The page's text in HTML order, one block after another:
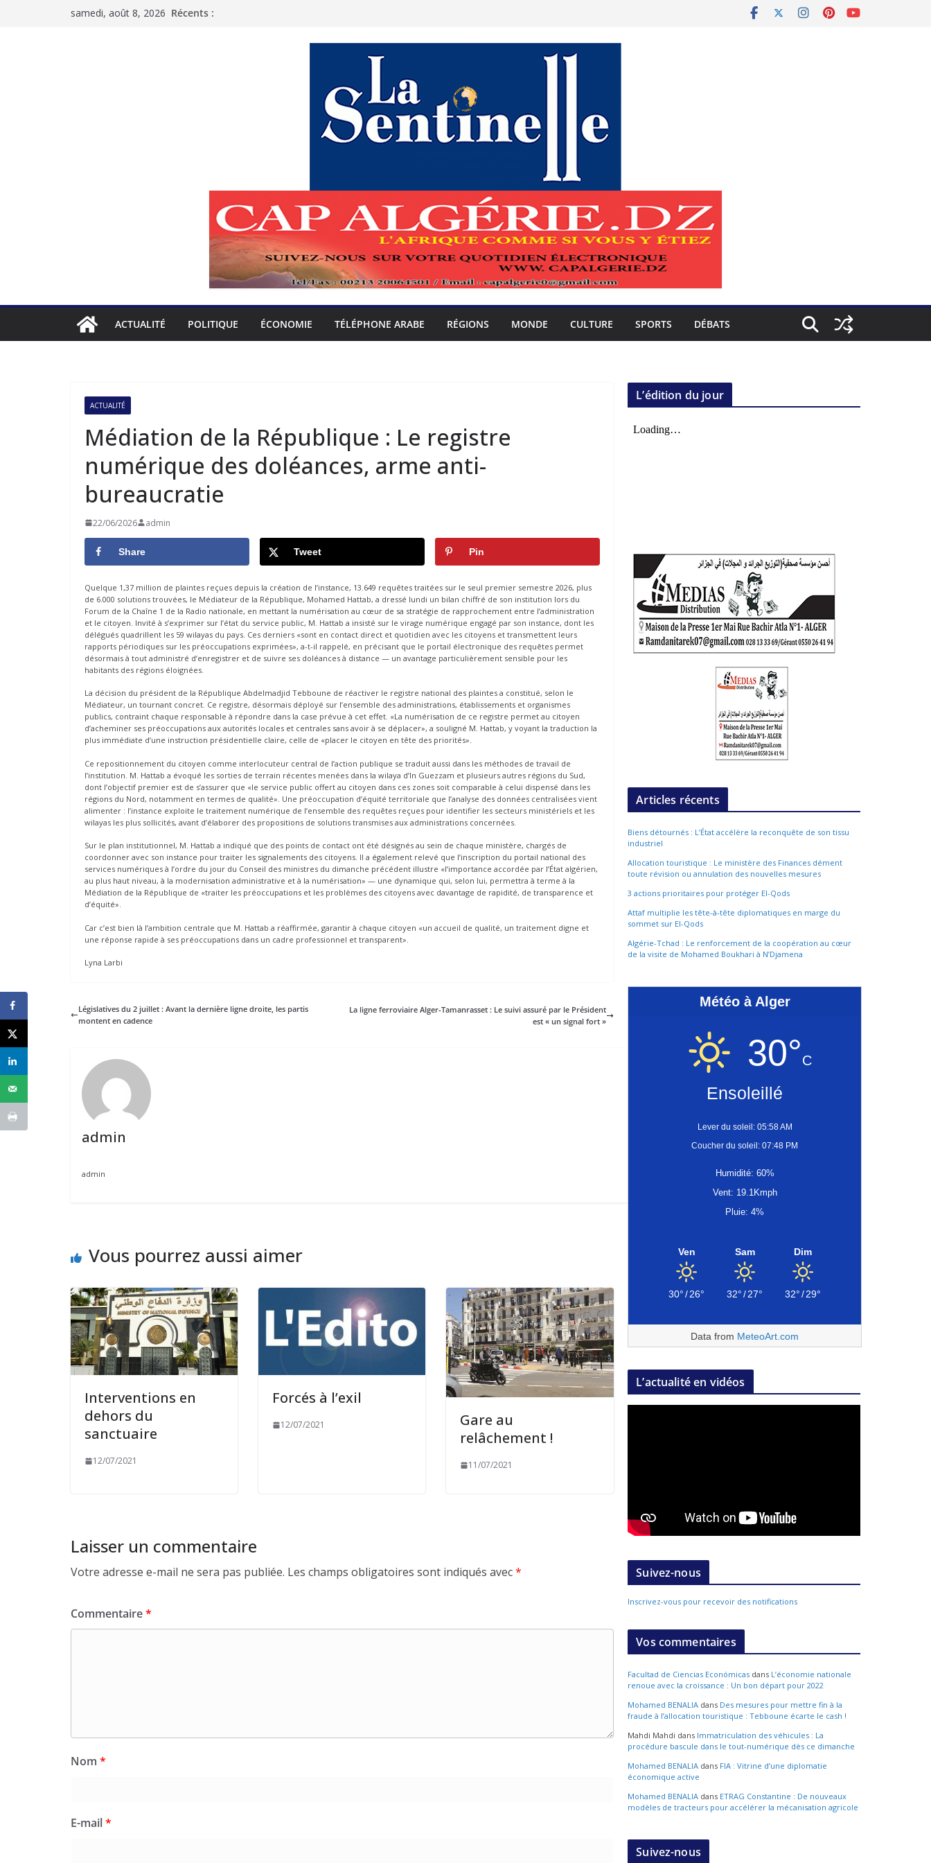
samedi, août 8, 2026 Récents :
ACTUALITÉ POLITIQUE ÉCONOMIE TÉLÉPHONE ARABE RÉGIONS MONDE CULTURE SPORTS DÉBATS
ACTUALITÉ
Médiation de la République : Le registre
numérique des doléances, arme anti-
bureaucratie
22/06/2026 admin
Share Tweet Pin
Quelque 1,37 million de plaintes reçues depuis la création de l’instance, 13.649 requêtes traitées sur le seul premier semestre 2026, plus
de 6.000 solutions trouvées, le Médiateur de la République, Mohamed Hattab, a dressé lundi un bilan chiffré de son institution lors du
Forum de la Chaîne 1 de la Radio nationale, en mettant la numérisation au cœur de sa stratégie de rapprochement entre l’administration
et le citoyen. Invité à s’exprimer sur l’état du service public, M. Hattab a insisté sur le virage numérique engagé par son instance, dont les
délégués quadrillent les 59 wilayas du pays. Ces derniers «sont en contact direct et quotidien avec les citoyens et transmettent leurs
rapports périodiques sur les préoccupations exprimées», a-t-il rappelé, en précisant que le portail électronique des requêtes permet
désormais à tout administré d’enregistrer et de suivre ses doléances à distance — un avantage particulièrement sensible pour les
habitants des régions éloignées.
La décision du président de la République Abdelmadjid Tebboune de réactiver le registre national des plaintes a constitué, selon le
Médiateur, un tournant concret. Ce registre, désormais déployé sur l’ensemble des administrations, établissements et organismes
publics, contraint chaque responsable à répondre dans la case prévue à cet effet. «La numérisation de ce registre permet au citoyen
d’acheminer ses préoccupations aux autorités locales et centrales sans avoir à se déplacer», a souligné M. Hattab, y voyant la traduction la
plus immédiate d’une instruction présidentielle claire, celle de «placer le citoyen en tête des priorités».
Ce repositionnement du citoyen comme interlocuteur central de l’action publique se traduit aussi dans les méthodes de travail de
l’institution. M. Hattab a évoqué les sorties de terrain récentes menées dans la wilaya d’In Guezzam et plusieurs autres régions du Sud,
dont l’objectif premier est de s’assurer que «le service public offert au citoyen dans ces zones soit comparable à celui dispensé dans les
régions du Nord, notamment en termes de qualité». Une préoccupation d’équité territoriale que l’analyse des données centralisées vient
alimenter : l’instance exploite le traitement numérique de l’ensemble des requêtes reçues pour identifier les secteurs ministériels et les
wilayas les plus sollicités, avant d’élaborer des propositions de solutions transmises aux administrations concernées.
Sur le plan institutionnel, M. Hattab a indiqué que des points de contact ont été désignés au sein de chaque ministère, chargés de
coordonner avec son instance pour traiter les signalements des citoyens. Il a également relevé que l’inscription du portail national des
services numériques à l’ordre du jour du Conseil des ministres du dimanche précédent illustre «l’importance accordée par l’État algérien,
au plus haut niveau, à la modernisation administrative et à la numérisation» — une dynamique qui, selon lui, permettra à terme à la
Médiation de la République de «traiter les préoccupations et les problèmes des citoyens avec davantage de rapidité, de transparence et
d’équité».
Car c’est bien là l’ambition centrale que M. Hattab a réaffirmée, garantir à chaque citoyen «un accueil de qualité, un traitement digne et
une réponse rapide à ses préoccupations dans un cadre professionnel et transparent».
Lyna Larbi
Législatives du 2 juillet : Avant la dernière ligne droite, les partis
montent en cadence
La ligne ferroviaire Alger-Tamanrasset : Le suivi assuré par le Président
est « un signal fort »
admin
admin
Vous pourrez aussi aimer
Interventions en
dehors du
sanctuaire
12/07/2021
Forcés à l’exil
12/07/2021
Gare au
relâchement !
11/07/2021
Laisser un commentaire
Votre adresse e-mail ne sera pas publiée. Les champs obligatoires sont indiqués avec*
Commentaire*
Nom *
E-mail*
L’édition du jour
Articles récents
Biens détournés : L’État accélère la reconquête de son tissu
industriel
Allocation touristique : Le ministère des Finances dément
toute révision ou annulation des nouvelles mesures
3 actions prioritaires pour protéger El-Qods
Attaf multiplie les tête-à-tête diplomatiques en marge du
sommet sur El-Qods
Algérie-Tchad : Le renforcement de la coopération au cœur
de la visite de Mohamed Boukhari à N’Djamena
Météo à Alger
30°C
Ensoleillé
Lever du soleil: 05:58 AM
Coucher du soleil: 07:48 PM
Humidité: 60%
Vent: 19.1Kmph
Pluie: 4%
Ven
30°/26°
Sam
32°/27°
Dim
32°/29°
Data from MeteoArt.com
L’actualité en vidéos
Suivez-nous
Inscrivez-vous pour recevoir des notifications
Vos commentaires
Facultad de Ciencias Económicas dans L’économie nationale
renoue avec la croissance : Un bon départ pour 2022
Mohamed BENALIA dans Des mesures pour mettre fin à la
fraude à l’allocation touristique : Tebboune écarte le cash !
Mahdi Mahdi dans Immatriculation des véhicules : La
procédure bascule dans le tout-numérique dès ce dimanche
Mohamed BENALIA dans FIA : Vitrine d’une diplomatie
économique active
Mohamed BENALIA dans ETRAG Constantine : De nouveaux
modèles de tracteurs pour accélérer la mécanisation agricole
Suivez-nous